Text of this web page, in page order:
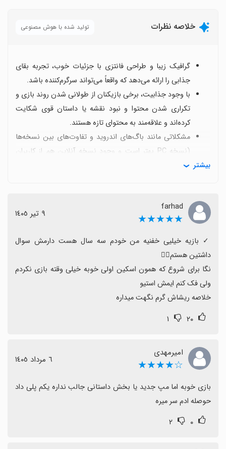
خلاصه نظرات تولید شده با هوش مصنوعی
گرافیک زیبا و طراحی فانتزی با جزئیات خوب، تجربه بقای
جذابی را ارائه می‌دهد که واقعاً می‌تواند سرگرم‌کننده باشد.
با وجود جذابیت، برخی بازیکنان از طولانی شدن روند بازی و
تکراری شدن محتوا و نبود نقشه یا داستان قوی شکایت
کرده‌اند و علاقه‌مند به محتوای تازه هستند.
مشکلاتی مانند باگ‌های اندروید و تفاوت‌های بین نسخه‌ها
(نسخه PC بهتر است و وجود نسخه آنلاین هم از کاربران
درخواست می‌شود) گزارش شده است.
گروهی وجود دارد.
برخی کاربران درباره امنیت دانلود از منابع APK و نیاز به
آشنایی با زبان (مثلاً انگلیسی برای دسترسی به امکانات)
اظهار نظر کرده‌اند.
به طور کلی اگر دنبال تجربه بقای چالش‌برانگیز با گرافیک
خوب و تمایل به به‌روزرسانی‌ها و حالت آنلاین دارید، این
بازی گزینه‌ای خوب برای امتحان است.
بیشتر
farhad
★★★★★ ٩ تیر ١٤٠٥
خلاصه ریشاش گرم نگهت میداره
۲۰ ۱
امیرمهدی
☆★★★★ ٦ مرداد ١٤٠٥
حوصله ادم سر میره
۰ ۲